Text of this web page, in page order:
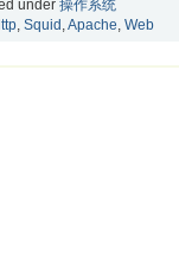
under 操作系统
, Squid ,Apache, Web